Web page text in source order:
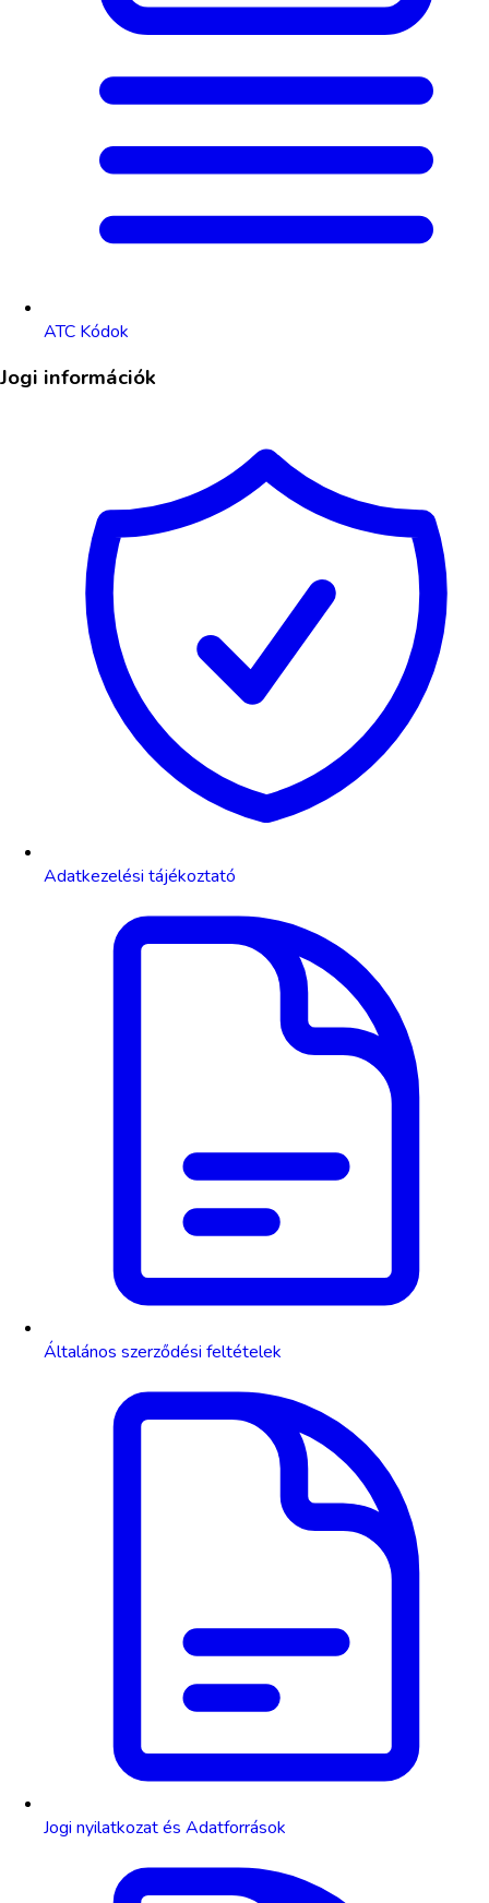
ATC Kódok
Jogi információk
Adatkezelési tájékoztató
Általános szerződési feltételek
Jogi nyilatkozat és Adatforrások